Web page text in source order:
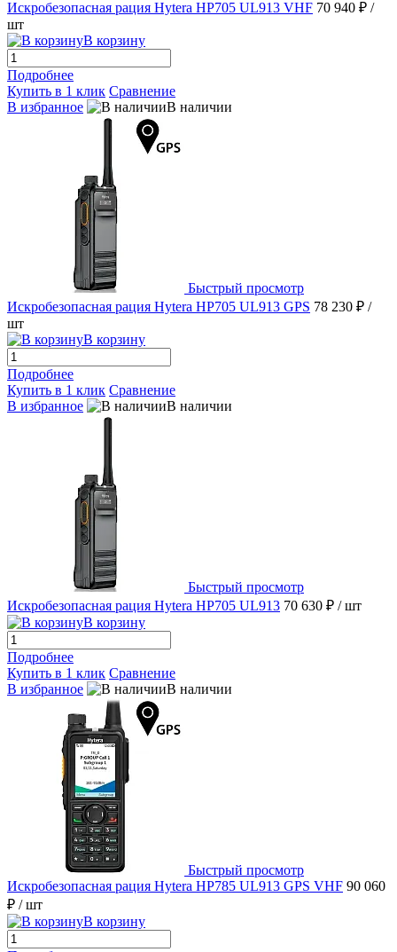
Искробезопасная рация Hytera HP705 UL913 VHF 70 940 ₽ /
шт
В корзину
Подробнее
Купить в 1 клик Сравнение
В избранное
В наличии
Быстрый просмотр
Искробезопасная рация Hytera HP705 UL913 GPS 78 230 ₽ /
шт
В корзину
Подробнее
Купить в 1 клик Сравнение
В избранное
В наличии
Быстрый просмотр
Искробезопасная рация Hytera HP705 UL913 70 630 ₽ / шт
В корзину
Подробнее
Купить в 1 клик Сравнение
В избранное
В наличии
Быстрый просмотр
Искробезопасная рация Hytera HP785 UL913 GPS VHF 90 060
₽ / шт
В корзину